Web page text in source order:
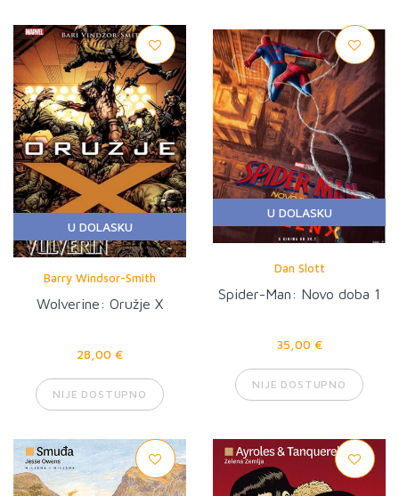
U DOLASKU
Barry Windsor-Smith
Wolverine: Oružje X
28,00 €
NIJE DOSTUPNO
U DOLASKU
Dan Slott
Spider-Man: Novo doba 1
35,00 €
NIJE DOSTUPNO